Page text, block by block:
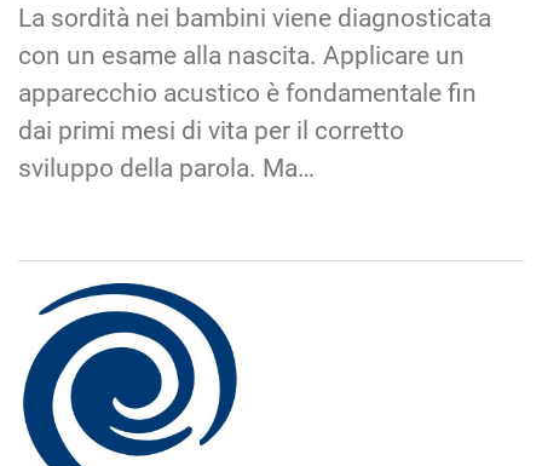
La sordità nei bambini viene diagnosticata
con un esame alla nascita. Applicare un
apparecchio acustico è fondamentale fin
dai primi mesi di vita per il corretto
sviluppo della parola. Ma…